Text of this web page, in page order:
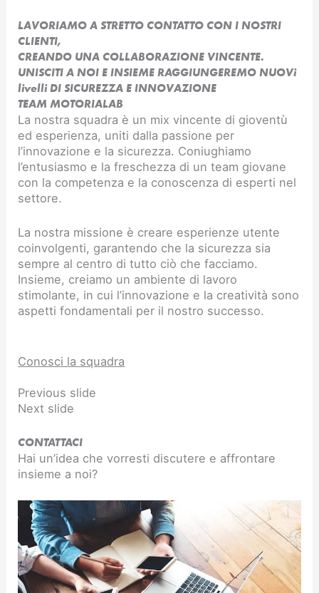
LAVORIAMO A STRETTO CONTATTO CON I NOSTRI
CLIENTI,
CREANDO UNA COLLABORAZIONE VINCENTE.
UNISCITI A NOI E INSIEME RAGGIUNGEREMO NUOVi
livelli DI SICUREZZA E INNOVAZIONE​
TEAM MOTORIALAB
La nostra squadra è un mix vincente di gioventù
ed esperienza, uniti dalla passione per
l’innovazione e la sicurezza. Coniughiamo
l’entusiasmo e la freschezza di un team giovane
con la competenza e la conoscenza di esperti nel
settore.
La nostra missione è creare esperienze utente
coinvolgenti, garantendo che la sicurezza sia
sempre al centro di tutto ciò che facciamo.
Insieme, creiamo un ambiente di lavoro
stimolante, in cui l’innovazione e la creatività sono
aspetti fondamentali per il nostro successo.
Conosci la squadra
Previous slide
Next slide
CONTATTACI
Hai un’idea che vorresti discutere e affrontare
insieme a noi?